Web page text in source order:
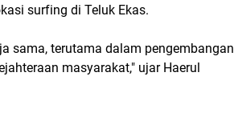
surfing di Teluk Ekas.
sama, terutama dalam pengembangan
masyarakat," ujar Haerul